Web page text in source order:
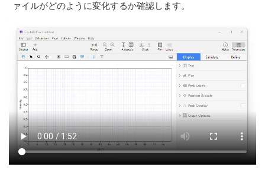
ァイルがどのように変化するか確認します。